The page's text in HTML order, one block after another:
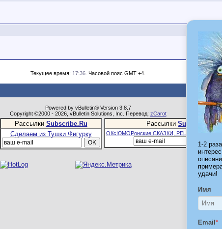
1-2
удачи!
Имя
Email *
Текущее время: 17:36 . Часовой пояс GMT +4.
Powered by vBulletin® Version 3.8.7
Copyright ©2000 - 2026, vBulletin Solutions, Inc. Перевод: zCarot
Рассылки Subscribe.Ru
Сделаем из Тушки Фигурку
Рассылки Subscribe.Ru
ОКсЮМОРонские СКАЗКИ, РЕЦЕПТЫ И